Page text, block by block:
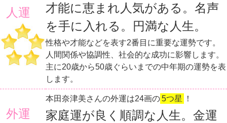
人運
才能に恵まれ人気がある。名声
を手に入れる。円満な人生。
性格や才能などを表す2番目に重要な運勢です。
人間関係や協調性、社会的な成功に影響します。
主に20歳から50歳ぐらいまでの中年期の運勢を表
します。
外運
本田奈津美さんの外運は24画の5つ星 ！
家庭運が良く順調な人生。金運